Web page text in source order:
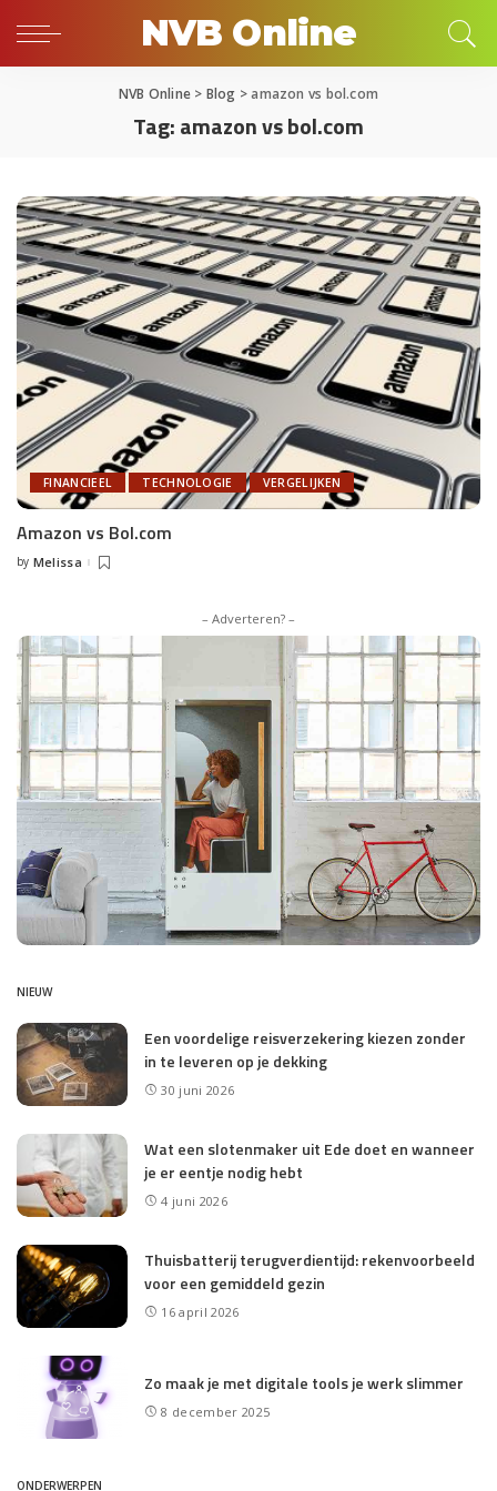
NVB Online
NVB Online > Blog >amazon vs bol.com
Tag:amazon vs bol.com
FINANCIEEL TECHNOLOGIE VERGELIJKEN
Amazon vs Bol.com
Posted
by Melissa
– Adverteren? –
NIEUW
Een voordelige reisverzekering kiezen zonder
in te leveren op je dekking
30 juni 2026
Wat een slotenmaker uit Ede doet en wanneer
je er eentje nodig hebt
4 juni 2026
Thuisbatterij terugverdientijd: rekenvoorbeeld
voor een gemiddeld gezin
16 april 2026
Zo maak je met digitale tools je werk slimmer
8 december 2025
ONDERWERPEN